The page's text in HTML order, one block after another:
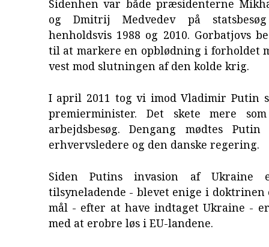
Sidenhen var både præsidenterne
og Dmitrij Medvedev på
henholdsvis 1988 og 2010. Gorbatjovs
til at markere en opblødning i forholdet
vest mod slutningen af den kolde krig.
I april 2011 tog vi imod Vladimir Putin
premierminister. Det skete mere
arbejdsbesøg. Dengang mødtes
erhvervsledere og den danske regering.
Siden Putins invasion af
tilsyneladende - blevet enige i doktrinen
mål - efter at have indtaget Ukraine -
med at erobre løs i EU-landene.